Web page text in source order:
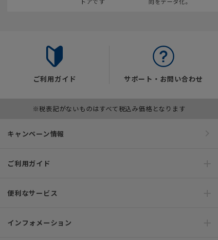
ご利用ガイド サポート・お問い合わせ
※税表記がないものはすべて税込み価格となります
キャンペーン情報
ご利用ガイド
便利なサービス
インフォメーション